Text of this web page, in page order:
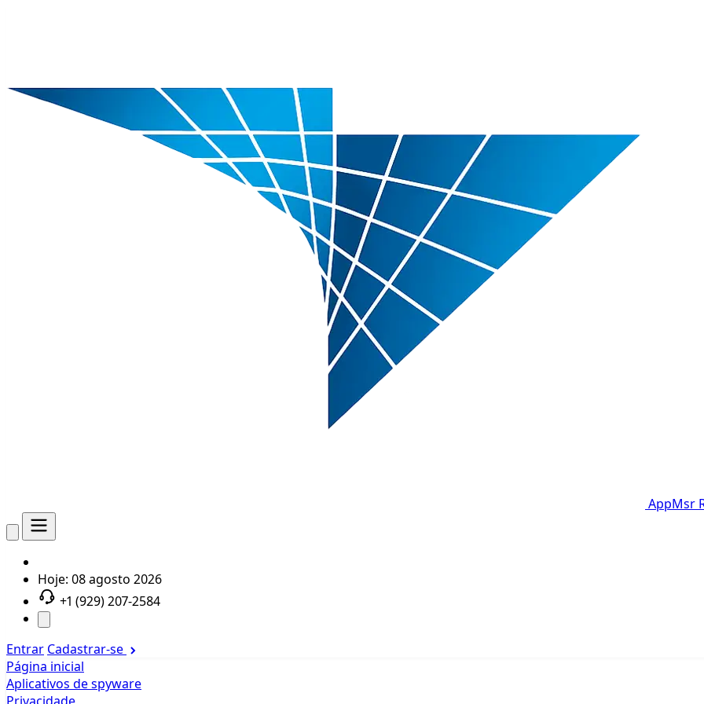
AppMsr
Hoje: 08 agosto 2026
+1 (929) 207-2584
Entrar Cadastrar-se
Página inicial
Aplicativos de spyware